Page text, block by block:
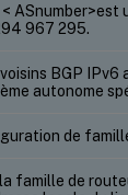
967 295.
BGP IPv6
autonome
de
famille de